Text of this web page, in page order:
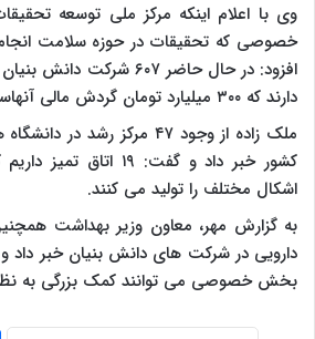
وی با اعلام اینکه مرکز ملی توسعه
خصوصی که تحقیقات در حوزه سلامت
افزود: در حال حاضر ۶۰۷
دارند که ۳۰۰ میلیارد تومان گردش مالی آنهاست.
ملک زاده از وجود ۴۷ مرکز
کشور خبر داد و گفت: ۱۹
اشکال مختلف را تولید می کنند.
دارویی در شرکت های دانش بنیان خبر داد و
بخش خصوصی می توانند کمک بزرگی به